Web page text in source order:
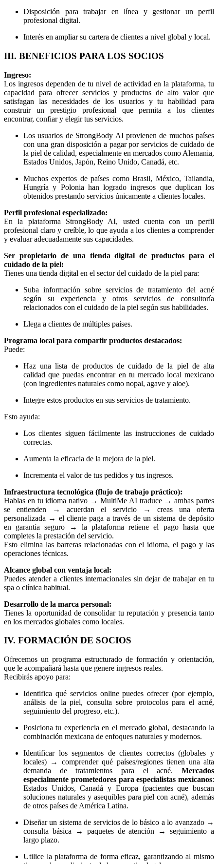
Disposición para trabajar en línea y gestionar un perfil
profesional digital.
Interés en ampliar su cartera de clientes a nivel global y local.
III. BENEFICIOS PARA LOS SOCIOS
Ingreso:
Los ingresos dependen de tu nivel de actividad en la plataforma, tu
capacidad para ofrecer servicios y productos de alto valor que
satisfagan las necesidades de los usuarios y tu habilidad para
construir un prestigio profesional que permita a los clientes
encontrar, confiar y elegir tus servicios.
Los usuarios de StrongBody AI provienen de muchos países
con una gran disposición a pagar por servicios de cuidado de
la piel de calidad, especialmente en mercados como Alemania,
Estados Unidos, Japón, Reino Unido, Canadá, etc.
Muchos expertos de países como Brasil, México, Tailandia,
Hungría y Polonia han logrado ingresos que duplican los
obtenidos prestando servicios únicamente a clientes locales.
Perfil profesional especializado:
En la plataforma StrongBody AI, usted cuenta con un perfil
profesional claro y creíble, lo que ayuda a los clientes a comprender
y evaluar adecuadamente sus capacidades.
Ser propietario de una tienda digital de productos para el
cuidado de la piel:
Tienes una tienda digital en el sector del cuidado de la piel para:
Suba información sobre servicios de tratamiento del acné
según su experiencia y otros servicios de consultoría
relacionados con el cuidado de la piel según sus habilidades.
Llega a clientes de múltiples países.
Programa local para compartir productos destacados:
Puede:
Haz una lista de productos de cuidado de la piel de alta
calidad que puedas encontrar en tu mercado local mexicano
(con ingredientes naturales como nopal, agave y aloe).
Integre estos productos en sus servicios de tratamiento.
Esto ayuda:
Los clientes siguen fácilmente las instrucciones de cuidado
correctas.
Aumenta la eficacia de la mejora de la piel.
Incrementa el valor de tus pedidos y tus ingresos.
Infraestructura tecnológica (flujo de trabajo práctico):
Hablas en tu idioma nativo → MultiMe AI traduce → ambas partes
se entienden → acuerdan el servicio → creas una oferta
personalizada → el cliente paga a través de un sistema de depósito
en garantía seguro → la plataforma retiene el pago hasta que
completes la prestación del servicio.
Esto elimina las barreras relacionadas con el idioma, el pago y las
operaciones técnicas.
Alcance global con ventaja local:
Puedes atender a clientes internacionales sin dejar de trabajar en tu
spa o clínica habitual.
Desarrollo de la marca personal:
Tienes la oportunidad de consolidar tu reputación y presencia tanto
en los mercados globales como locales.
IV. FORMACIÓN DE SOCIOS
Ofrecemos un programa estructurado de formación y orientación,
que le acompañará hasta que genere ingresos reales.
Recibirás apoyo para:
Identifica qué servicios online puedes ofrecer (por ejemplo,
análisis de la piel, consulta sobre protocolos para el acné,
seguimiento del progreso, etc.).
Posiciona tu experiencia en el mercado global, destacando la
combinación mexicana de enfoques naturales y modernos.
Identificar los segmentos de clientes correctos (globales y
locales) → comprender qué países/regiones tienen una alta
demanda de tratamientos para el acné. Mercados
especialmente prometedores para especialistas mexicanos:
Estados Unidos, Canadá y Europa (pacientes que buscan
soluciones naturales y asequibles para piel con acné), además
de otros países de América Latina.
Diseñar un sistema de servicios de lo básico a lo avanzado →
consulta básica → paquetes de atención → seguimiento a
largo plazo.
Utilice la plataforma de forma eficaz, garantizando al mismo